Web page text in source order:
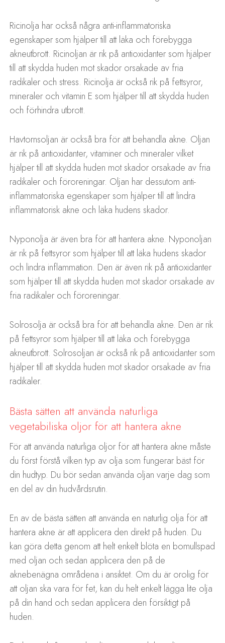
Ricinolja har också några anti-inflammatoriska
egenskaper som hjälper till att läka och förebygga
akneutbrott. Ricinoljan är rik på antioxidanter som hjälper
till att skydda huden mot skador orsakade av fria
radikaler och stress. Ricinolja är också rik på fettsyror,
mineraler och vitamin E som hjälper till att skydda huden
och förhindra utbrott.
Havtornsoljan är också bra för att behandla akne. Oljan
är rik på antioxidanter, vitaminer och mineraler vilket
hjälper till att skydda huden mot skador orsakade av fria
radikaler och föroreningar. Oljan har dessutom anti-
inflammatoriska egenskaper som hjälper till att lindra
inflammatorisk akne och läka hudens skador.
Nyponolja är även bra för att hantera akne. Nyponoljan
är rik på fettsyror som hjälper till att läka hudens skador
och lindra inflammation. Den är även rik på antioxidanter
som hjälper till att skydda huden mot skador orsakade av
fria radikaler och föroreningar.
Solrosolja är också bra för att behandla akne. Den är rik
på fettsyror som hjälper till att läka och förebygga
akneutbrott. Solrosoljan är också rik på antioxidanter som
hjälper till att skydda huden mot skador orsakade av fria
radikaler.
Bästa sätten att använda naturliga
vegetabiliska oljor för att hantera akne
För att använda naturliga oljor för att hantera akne måste
du först förstå vilken typ av olja som fungerar bäst för
din hudtyp. Du bör sedan använda oljan varje dag som
en del av din hudvårdsrutin.
En av de bästa sätten att använda en naturlig olja för att
hantera akne är att applicera den direkt på huden. Du
kan göra detta genom att helt enkelt blöta en bomullspad
med oljan och sedan applicera den på de
aknebenägna områdena i ansiktet. Om du är orolig för
att oljan ska vara för fet, kan du helt enkelt lägga lite olja
på din hand och sedan applicera den försiktigt på
huden.